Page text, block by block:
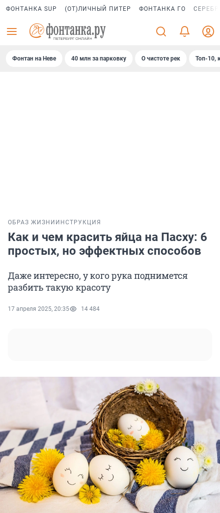
ФОНТАНКА SUP (ОТ)ЛИЧНЫЙ ПИТЕР ФОНТАНКА ГО
Фонтан на Неве 40 млн за парковку О чистоте рек Топ-10,
ОБРАЗ ЖИЗНИ ИНСТРУКЦИЯ
Как и чем красить яйца на Пасху: 6
простых, но эффектных способов
Даже интересно, у кого рука поднимется
разбить такую красоту
17 апреля 2025, 20:35 14 484